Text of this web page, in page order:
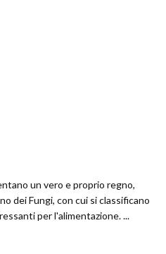
un vero e proprio regno,
dei Fungi, con cui si classificano
per l'alimentazione. ...